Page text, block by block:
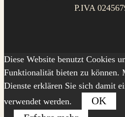
P.IVA
Diese Website benutzt Cookies
Funktionalität bieten zu können.
Dienste erklären Sie sich damit
verwendet werden.
OK